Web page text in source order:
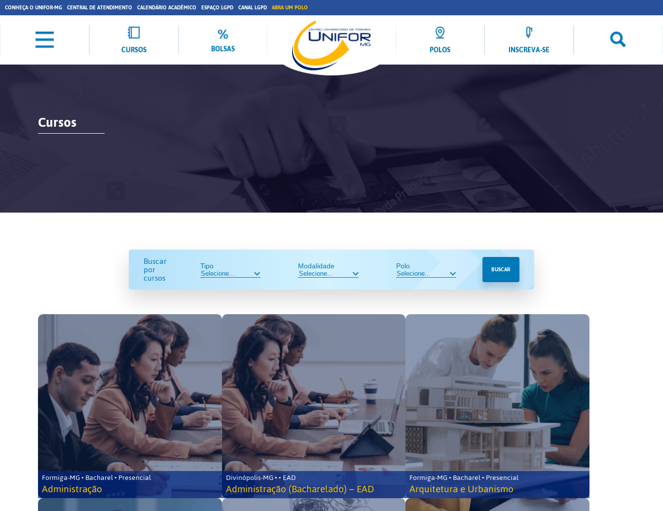
CONHEÇA O UNIFOR-MG CENTRAL DE ATENDIMENTO CALENDÁRIO ACADÊMICO ESPAÇO LGPD CANAL LGPD ABRA UM POLO
CURSOS BOLSAS POLOS INSCREVA-SE
Cursos
Buscar
por
cursos
Tipo Modalidade Polo BUSCAR
Formiga-MG • Bacharel • Presencial
Administração
Divinópolis-MG • • EAD
Administração (Bacharelado) – EAD
Formiga-MG • Bacharel • Presencial
Arquitetura e Urbanismo